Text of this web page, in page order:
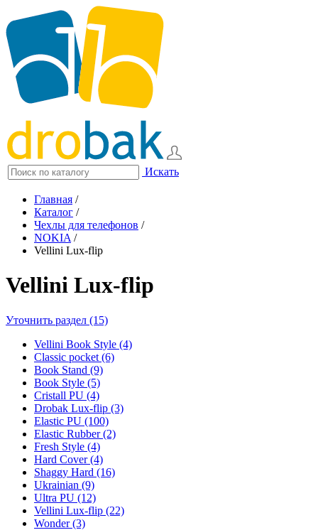
Искать
Главная /
Каталог /
Чехлы для телефонов /
NOKIA /
Vellini Lux-flip
Vellini Lux-flip
Уточнить раздел (15)
Vellini Book Style (4)
Classic pocket (6)
Book Stand (9)
Book Style (5)
Cristall PU (4)
Drobak Lux-flip (3)
Elastic PU (100)
Elastic Rubber (2)
Fresh Style (4)
Hard Cover (4)
Shaggy Hard (16)
Ukrainian (9)
Ultra PU (12)
Vellini Lux-flip (22)
Wonder (3)